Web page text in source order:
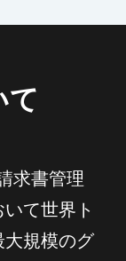
て
求書管理
て世界ト
大規模のグ